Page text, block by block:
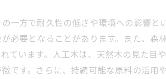
一方で耐久性の低さや環境への影響と
必要となることがあります。また、森
ています。人工木は、天然木の見た目
です。さらに、持続可能な原料の活用